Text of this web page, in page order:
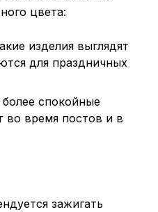
цвета:
изделия выглядят
для праздничных
более спокойные
во время постов и в
зажигать